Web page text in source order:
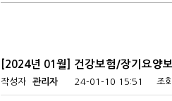
[2024년 01월] 건강보험/장기요양
작성자 관리자 24-01-10 15:51 조회